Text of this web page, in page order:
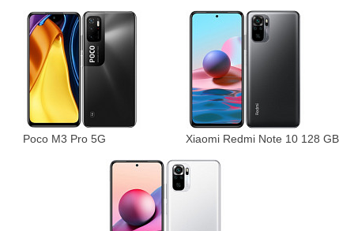
Poco M3 Pro 5G Xiaomi Redmi Note 10 128 GB